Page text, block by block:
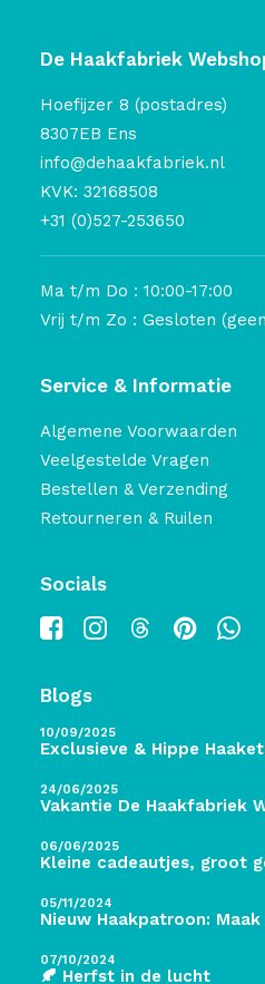
De Haakfabriek
Hoefijzer 8 (postadres)
8307EB Ens
info@dehaakfabriek.nl
KVK: 32168508
+31 (0)527-253650
Ma t/m Do : 10:00-17:00
Vrij t/m Zo : Gesloten
Service & Informatie
Algemene Voorwaarden
Veelgestelde Vragen
Bestellen & Verzending
Retourneren & Ruilen
Socials
Blogs
10/09/2025
Exclusieve & Hippe
24/06/2025
Vakantie De Haakfabriek
06/06/2025
Kleine cadeautjes, groot
05/11/2024
Nieuw Haakpatroon:
07/10/2024
🍂 Herfst in de lucht